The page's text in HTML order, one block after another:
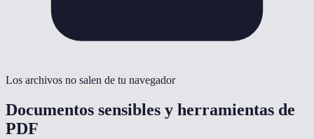
Los archivos no salen de tu navegador
Documentos sensibles y herramientas de
PDF